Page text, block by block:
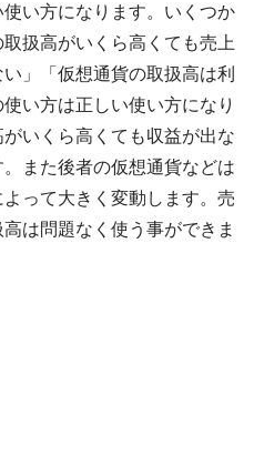
い方になります。いくつか
扱高がいくら高くても売上
」「仮想通貨の取扱高は利
い方は正しい使い方になり
いくら高くても収益が出な
また後者の仮想通貨などは
って大きく変動します。売
は問題なく使う事ができま